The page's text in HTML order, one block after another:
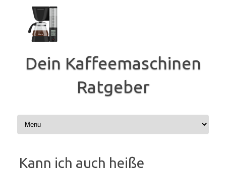
springen
Dein Kaffeemaschinen
Ratgeber
Kann ich auch heiße